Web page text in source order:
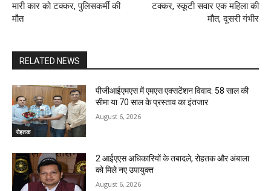
मारी कार को टक्कर, पुलिसकर्मी की
मौत
टक्कर, स्कूटी सवार एक महिला की
मौत, दूसरी गंभीर
RELATED NEWS
रोहतक
पीजीआईएमएस में एमएस एक्सटेंशन विवाद: 58 साल की
सीमा या 70 साल के प्रस्ताव का इंतजार
August 6, 2026
2 आईएएस अधिकारियों के तबादले, रोहतक और अंबाला
को मिले नए उपायुक्त
August 6, 2026